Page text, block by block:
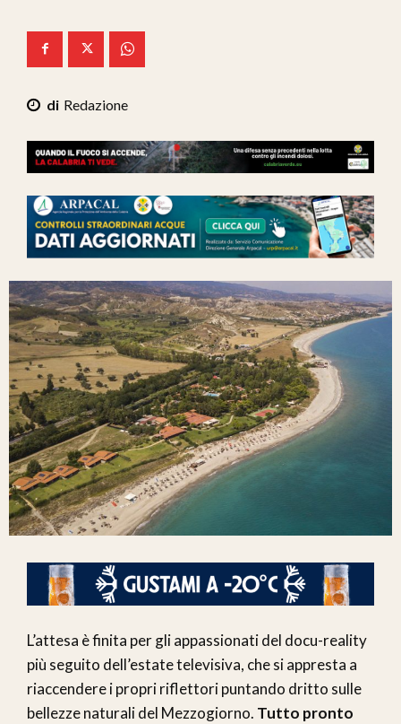
Mix Zone
Redazione
L’attesa è finita per gli appassionati del docu-reality
più seguito dell’estate televisiva, che si appresta a
riaccendere i propri riflettori puntando dritto sulle
bellezze naturali del Mezzogiorno. Tutto pronto